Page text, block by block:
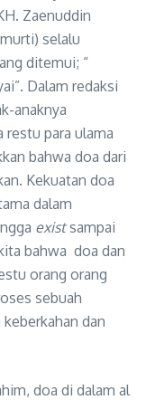
Zaenuddin
selalu
ditemui; “
Dalam redaksi
anaknya
restu para ulama
bahwa doa dari
Kekuatan doa
dalam
existsampai
bahwa doa dan
orang orang
sebuah
dan
doa di dalam al